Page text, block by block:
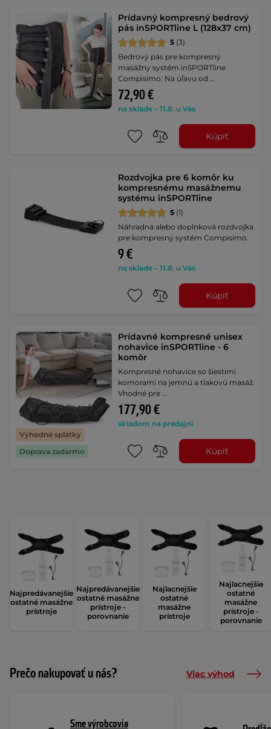
Prídavný kompresný bedrový
pás inSPORTline L (128x37 cm)
5 (3)
Bedrový pás pre kompresný
masážny systém inSPORTline
Compisimo. Na úľavu od …
72,90 €
na sklade – 11.8. u Vás
Kúpiť
Rozdvojka pre 6 komôr ku
kompresnému masážnemu
systému inSPORTline
5 (1)
Náhradná alebo doplnková rozdvojka
pre kompresný systém Compisimo.
9 €
na sklade – 11.8. u Vás
Kúpiť
Výhodné splátky
Doprava zadarmo
Prídavné kompresné unisex
nohavice inSPORTline - 6
komôr
Kompresné nohavice so šiestimi
komorami na jemnú a tlakovú masáž.
Vhodné pre …
177,90 €
skladom na predajni
Kúpiť
Najpredávanejšie
ostatné masážne
prístroje
Najpredávanejšie
ostatné masážne
prístroje -
porovnanie
Najlacnejšie
ostatné
masážne
prístroje
Najlacnejšie
ostatné
masážne
prístroje -
porovnanie
Prečo nakupovať u nás? Viac výhod
Sme výrobcovia